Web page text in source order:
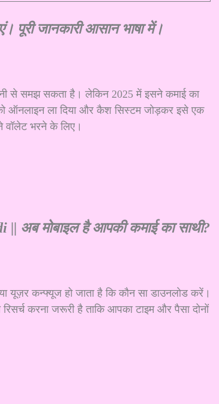
जानकारी आसान भाषा में।
से समझ सकता है। लेकिन 2025 में इसने कमाई का
ऑनलाइन ला दिया और कैश सिस्टम जोड़कर इसे एक
वॉलेट भरने के लिए।
अब मोबाइल है आपकी कमाई का साथी?
कन्फ्यूज हो जाता है कि कौन सा डाउनलोड करें।
करना जरूरी है ताकि आपका टाइम और पैसा दोनों